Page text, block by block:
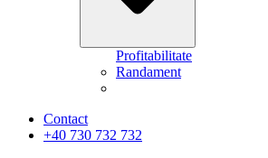
Profitabilitate
Randament
Contact
+40 730 732 732